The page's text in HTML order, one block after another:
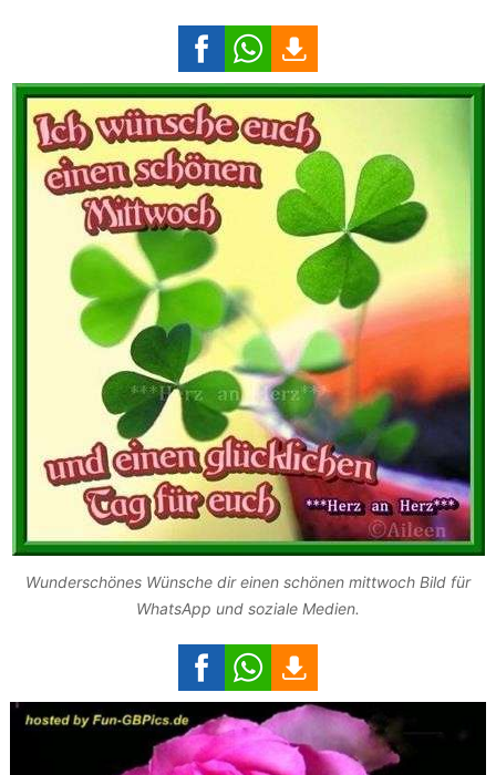
Wunderschönes Wünsche dir einen schönen mittwoch Bild für
WhatsApp und soziale Medien.